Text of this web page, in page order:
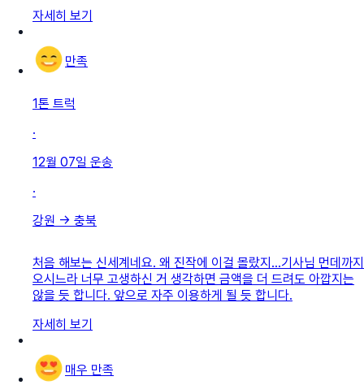
자세히 보기
만족
1톤 트럭
·
12월 07일 운송
·
강원 → 충북
처음 해보는 신세계네요. 왜 진작에 이걸 몰랐지...기사님 먼데까지
오시느라 너무 고생하신 거 생각하면 금액을 더 드려도 아깝지는
않을 듯 합니다. 앞으로 자주 이용하게 될 듯 합니다.
자세히 보기
매우 만족